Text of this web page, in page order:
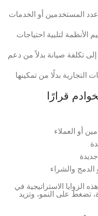
عدد المستخدمين أو الخدمات
الأنظمة لتلبية احتياجات
تكلفة صيانة بدلاً من دعم
التجارية بدلًا من تمكينها
قرارًا
أو العملاء
والشراء
الزوايا الاستراتيجية في
تضغط على النمو، وتزيد